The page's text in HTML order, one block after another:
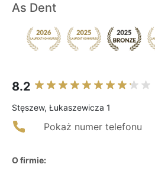
As Dent
8.2
Stęszew, Łukaszewicza 1
Pokaż numer telefonu
O firmie: